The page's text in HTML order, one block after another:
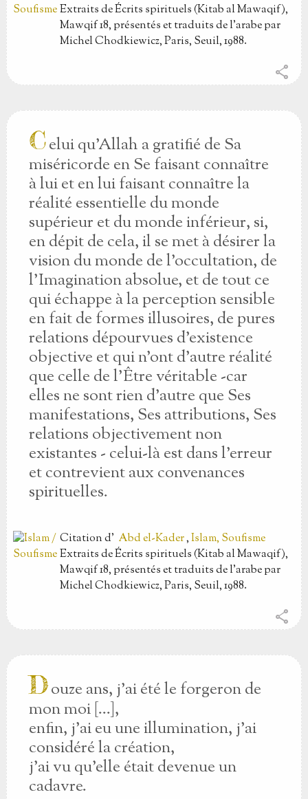
Extraits de Écrits spirituels (Kitab al Mawaqif),
Mawqif 18, présentés et traduits de l'arabe par
Michel Chodkiewicz, Paris, Seuil, 1988.
share
Celui qu'Allah a gratifié de Sa
miséricorde en Se faisant connaître
à lui et en lui faisant connaître la
réalité essentielle du monde
supérieur et du monde inférieur, si,
en dépit de cela, il se met à désirer la
vision du monde de l'occultation, de
l'Imagination absolue, et de tout ce
qui échappe à la perception sensible
en fait de formes illusoires, de pures
relations dépourvues d'existence
objective et qui n'ont d'autre réalité
que celle de l'Être véritable -car
elles ne sont rien d'autre que Ses
manifestations, Ses attributions, Ses
relations objectivement non
existantes - celui-là est dans l'erreur
et contrevient aux convenances
spirituelles.
Citationd' Abd el-Kader,Islam, Soufisme
Extraits de Écrits spirituels (Kitab al Mawaqif),
Mawqif 18, présentés et traduits de l'arabe par
Michel Chodkiewicz, Paris, Seuil, 1988.
share
Douze ans, j'ai été le forgeron de
mon moi […],
enfin, j'ai eu une illumination, j'ai
considéré la création,
j'ai vu qu'elle était devenue un
cadavre.